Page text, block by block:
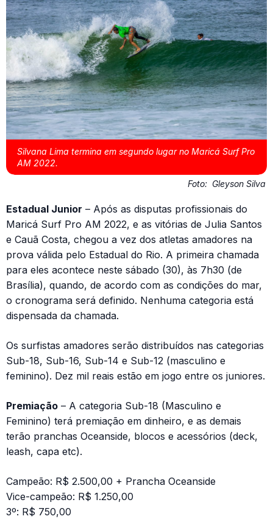
Silvana Lima termina em segundo lugar no Maricá Surf Pro
AM 2022.
Foto: Gleyson Silva
Estadual Junior – Após as disputas profissionais do
Maricá Surf Pro AM 2022, e as vitórias de Julia Santos
e Cauã Costa, chegou a vez dos atletas amadores na
prova válida pelo Estadual do Rio. A primeira chamada
para eles acontece neste sábado (30), às 7h30 (de
Brasília), quando, de acordo com as condições do mar,
o cronograma será definido. Nenhuma categoria está
dispensada da chamada.
Os surfistas amadores serão distribuídos nas categorias
Sub-18, Sub-16, Sub-14 e Sub-12 (masculino e
feminino). Dez mil reais estão em jogo entre os juniores.
Premiação – A categoria Sub-18 (Masculino e
Feminino) terá premiação em dinheiro, e as demais
terão pranchas Oceanside, blocos e acessórios (deck,
leash, capa etc).
Campeão: R$ 2.500,00 + Prancha Oceanside
Vice-campeão: R$ 1.250,00
3º: R$ 750,00